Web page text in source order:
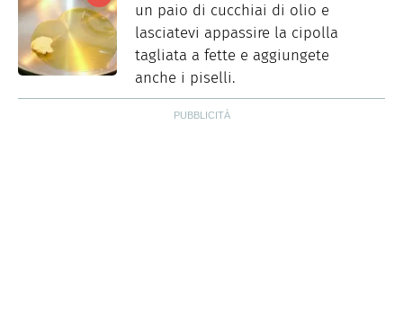
un paio di cucchiai di olio e
lasciatevi appassire la cipolla
tagliata a fette e aggiungete
anche i piselli.